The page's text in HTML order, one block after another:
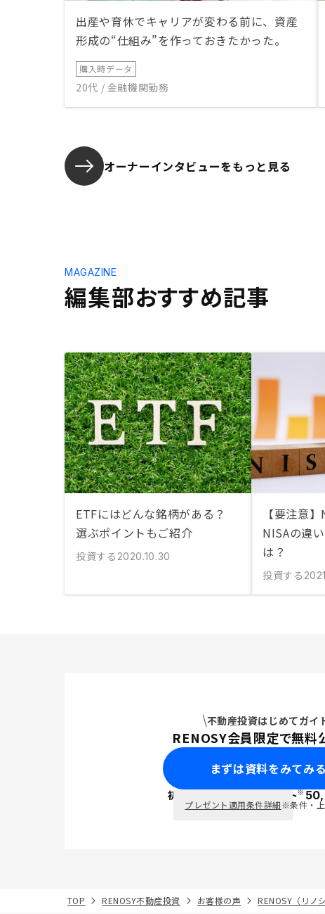
出産や育休でキャリアが変わる前に、資産
形成の“仕組み”を作っておきたかった。
購入時データ
20代 / 金融機関勤務
オーナーインタビューをもっと見る
編集部おすすめ記事
MAGAZINE
ETFにはどんな銘柄がある？
選ぶポイントもご紹介
投資する 2020.10.30
【要注意
NISAの違
は？
投資する
不動産投資はじめてガイ
RENOSY会員限定で無料
まずは資料をみてみる
初回面談で ポイント※
プレゼント適用条件詳細※条件・
TOP RENOSY不動産投資 お客様の声 RENOSY（リノ